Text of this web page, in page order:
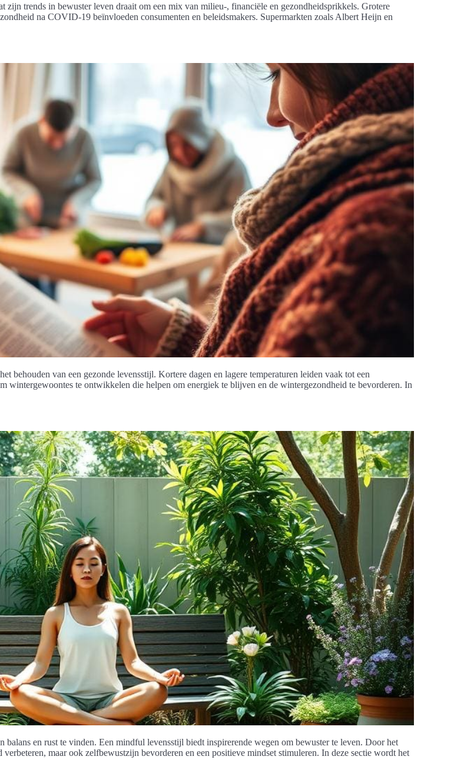
zijn trends in bewuster leven draait om een mix van milieu-, financiële en gezondheidsprikkels. Grotere
na COVID-19 beïnvloeden consumenten en beleidsmakers. Supermarkten zoals Albert Heijn en
behouden van een gezonde levensstijl. Kortere dagen en lagere temperaturen leiden vaak tot een
wintergewoontes te ontwikkelen die helpen om energiek te blijven en de wintergezondheid te bevorderen. In
balans en rust te vinden. Een mindful levensstijl biedt inspirerende wegen om bewuster te leven. Door het
maar ook zelfbewustzijn bevorderen en een positieve mindset stimuleren. In deze sectie wordt het